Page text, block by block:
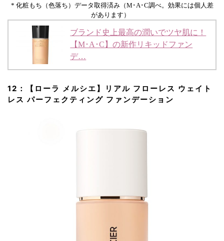
* 化粧もち（色落ち）データ取得済み（M･A･C調べ。効果には個人差
があります）
ブランド史上最高の潤いでツヤ肌に！
【M･A･C】の新作リキッドファン
デ…
12：【ローラ メルシエ】リアル フローレス ウェイト
レス パーフェクティング ファンデーション